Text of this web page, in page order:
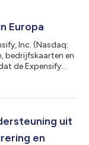
Europa
Inc. (Nasdaq:
bedrijfskaarten en
de Expensify
op de
houden,”
uit
en